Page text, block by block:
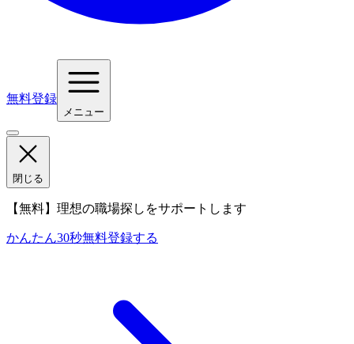
無料登録
メニュー
閉じる
【無料】理想の職場探しをサポートします
かんたん30秒無料登録する